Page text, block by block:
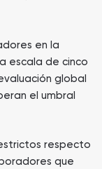
en la
escala de cinco
global
el umbral
respecto
que